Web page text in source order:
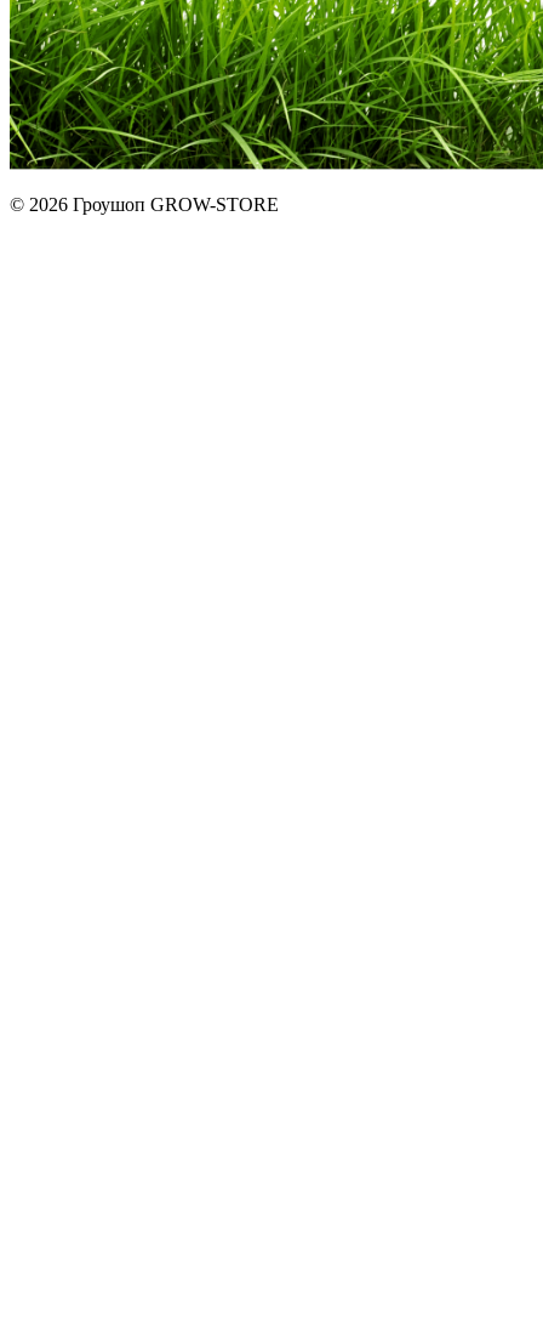
© 2026 Гроушоп GROW-STORE